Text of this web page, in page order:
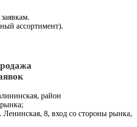
ассортимент).
район
рынка;
8, вход со стороны рынка,